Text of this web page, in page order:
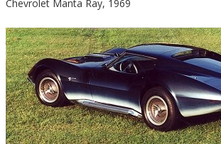
Chevrolet Manta Ray, 1969